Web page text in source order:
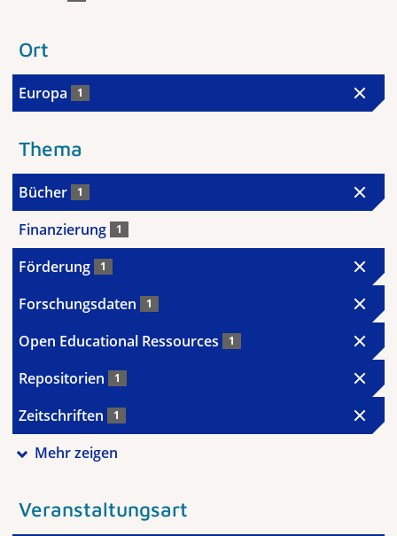
Ort
Europa 1
Thema
Bücher 1
Finanzierung 1
Förderung 1
Forschungsdaten 1
Open Educational Ressources 1
Repositorien 1
Zeitschriften 1
Mehr zeigen
Veranstaltungsart